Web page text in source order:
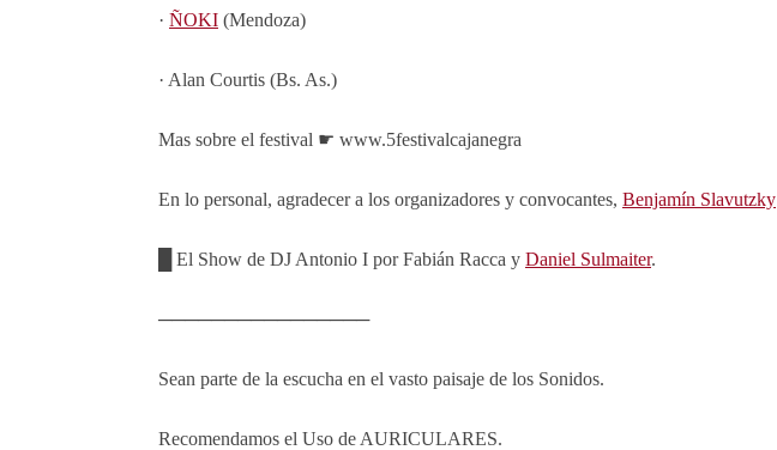
· ÑOKI (Mendoza)
· Alan Courtis (Bs. As.)
Mas sobre el festival ☛ www.5festivalcajanegra
En lo personal, agradecer a los organizadores y convocantes, Benjamín Slavutzky
█ El Show de DJ Antonio I por Fabián Racca y Daniel Sulmaiter.
────────────────
Sean parte de la escucha en el vasto paisaje de los Sonidos.
Recomendamos el Uso de AURICULARES.